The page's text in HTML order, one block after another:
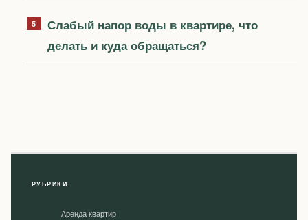
Слабый напор воды в квартире, что
делать и куда обращаться?
РУБРИКИ
Аренда квартир